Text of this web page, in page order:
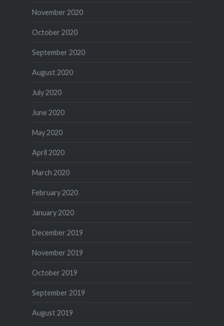
November 2020
October 2020
September 2020
August 2020
July 2020
June 2020
May 2020
April 2020
March 2020
February 2020
January 2020
December 2019
November 2019
October 2019
September 2019
August 2019